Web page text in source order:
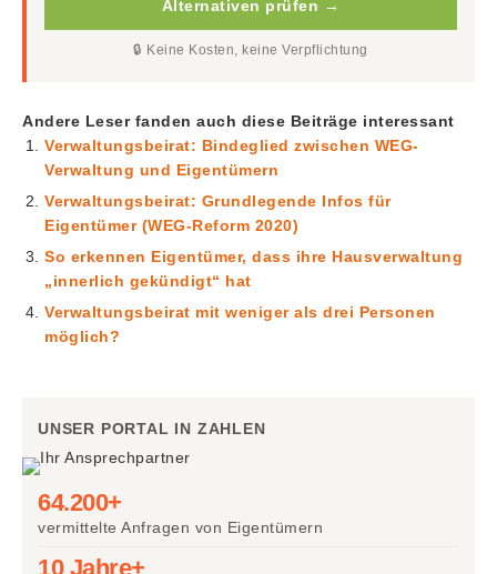
Alternativen prüfen →
🔒 Keine Kosten, keine Verpflichtung
Andere Leser fanden auch diese Beiträge interessant
Verwaltungsbeirat: Bindeglied zwischen WEG-
Verwaltung und Eigentümern
Verwaltungsbeirat: Grundlegende Infos für
Eigentümer (WEG-Reform 2020)
So erkennen Eigentümer, dass ihre Hausverwaltung
„innerlich gekündigt“ hat
Verwaltungsbeirat mit weniger als drei Personen
möglich?
UNSER PORTAL IN ZAHLEN
64.200+
vermittelte Anfragen von Eigentümern
10 Jahre+